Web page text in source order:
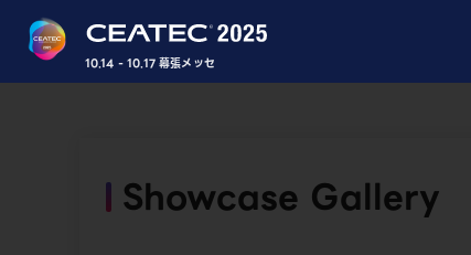
10.14 - 10.17 幕張メッセ
Showcase Gallery